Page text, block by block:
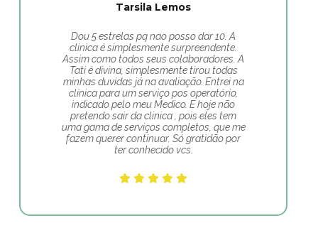
Tarsila Lemos
Dou 5 estrelas pq nao posso dar 10. A
clinica é simplesmente surpreendente.
Assim como todos seus colaboradores. A
Tati é divina, simplesmente tirou todas
minhas duvidas já na avaliação. Entrei na
clínica para um serviço pos operatório,
indicado pelo meu Medico. E hoje não
pretendo sair da clinica , pois eles tem
uma gama de serviços completos, que me
fazem querer continuar. Só gratidão por
ter conhecido vcs.